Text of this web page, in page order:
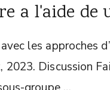
a l'aide de
les approches
Discussion